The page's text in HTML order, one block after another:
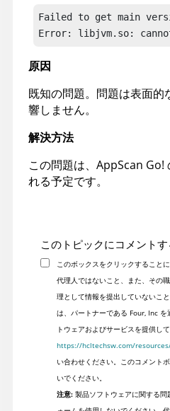
Failed to get main
Error: libjvm.so:
原因
既知の問題。問題は表面
響しません。
解決方法
この問題は、 AppScan Go!
れる予定です。
このトピックにコメントす
このボックスをクリックすること
代理人ではないこと、また、その
理として情報を提出していないこ
は、パートナーである Four, Inc
トウェアおよびサービスを提供し
https://hcltechsw.com/
い合わせください。このコメント
いでください。
注意:製品ソフトウェアに関する問